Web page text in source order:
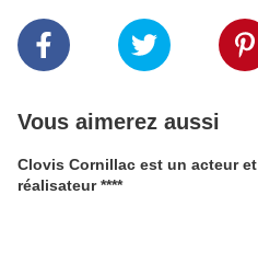
Vous aimerez aussi
Clovis Cornillac est un acteur et
réalisateur ****